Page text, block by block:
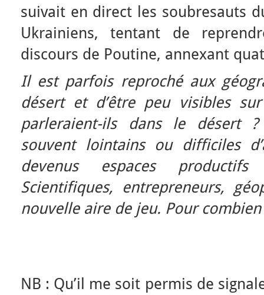
suivait en direct les soubresauts
Ukrainiens, tentant de
discours de Poutine, annexant
Il est parfois reproché aux
désert et d’être peu visibles
parleraient-ils dans le désert ?
souvent lointains ou difficiles
devenus espaces
Scientifiques, entrepreneurs,
nouvelle aire de jeu. Pour
NB : Qu’il me soit permis de